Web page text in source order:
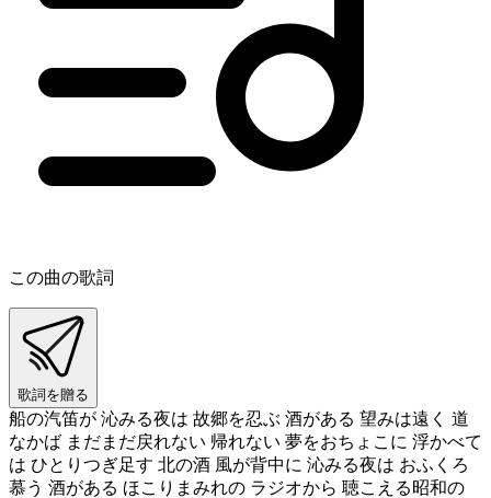
この曲の歌詞
歌詞を贈る
船の汽笛が 沁みる夜は 故郷を忍ぶ 酒がある 望みは遠く 道
なかば まだまだ戻れない 帰れない 夢をおちょこに 浮かべて
は ひとりつぎ足す 北の酒 風が背中に 沁みる夜は おふくろ
慕う 酒がある ほこりまみれの ラジオから 聴こえる昭和の